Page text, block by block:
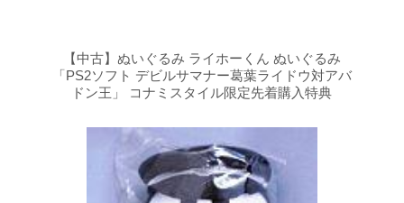
【中古】ぬいぐるみ ライホーくん ぬいぐるみ
「PS2ソフト デビルサマナー葛葉ライドウ対アバ
ドン王」 コナミスタイル限定先着購入特典